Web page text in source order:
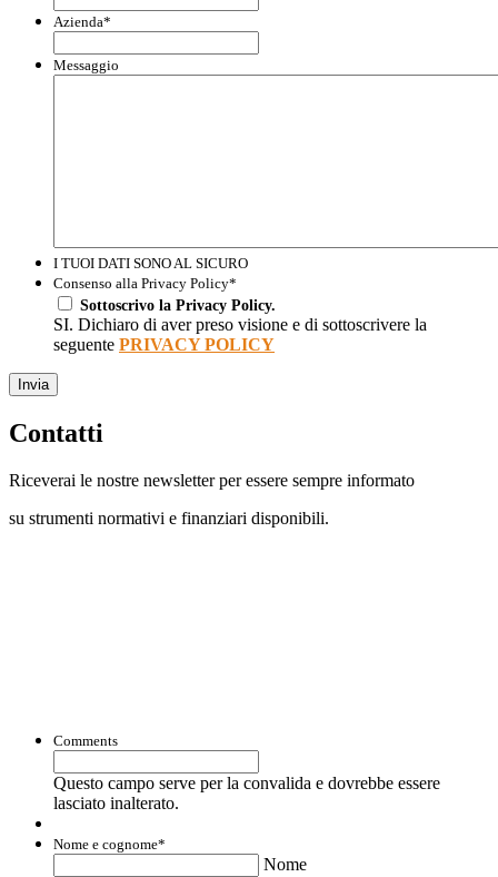
Azienda*
Messaggio
I TUOI DATI SONO AL SICURO
Consenso alla Privacy Policy*
Sottoscrivo la Privacy Policy.
SI. Dichiaro di aver preso visione e di sottoscrivere la
seguente PRIVACY POLICY
Invia
Contatti
Riceverai le nostre newsletter per essere sempre informato
su strumenti normativi e finanziari disponibili.
Comments
Questo campo serve per la convalida e dovrebbe essere
lasciato inalterato.
Nome e cognome*
Nome